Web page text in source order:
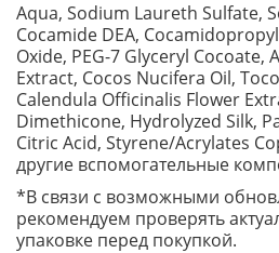
Aqua, Sodium Laureth Sulfate,
Cocamide DEA,
Oxide, PEG-7 Glyceryl Cocoate,
Extract, Cocos Nucifera Oil,
Calendula Officinalis Flower
Dimethicone, Hydrolyzed Silk,
Citric Acid, Styrene/Acrylates
другие вспомогательные
*В связи с возможными
рекомендуем проверять
упаковке перед покупкой.